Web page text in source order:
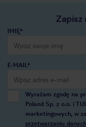
IMIĘ*
E-MAIL*
Wyrażam zgodę na
Poland Sp. z o.o. i
marketingowych, w
przetwarzaniu